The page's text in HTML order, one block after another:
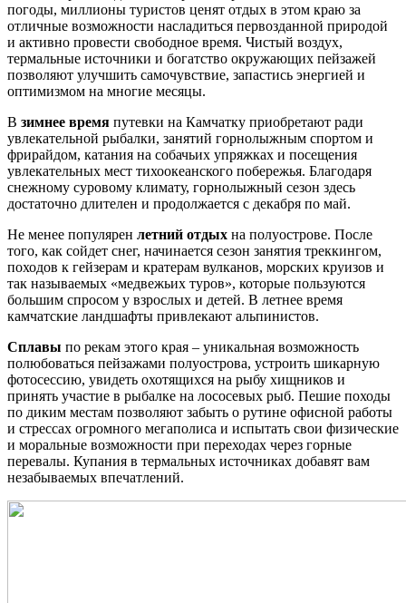
погоды, миллионы туристов ценят отдых в этом краю за
отличные возможности насладиться первозданной природой
и активно провести свободное время. Чистый воздух,
термальные источники и богатство окружающих пейзажей
позволяют улучшить самочувствие, запастись энергией и
оптимизмом на многие месяцы.
В зимнее время путевки на Камчатку приобретают ради
увлекательной рыбалки, занятий горнолыжным спортом и
фрирайдом, катания на собачьих упряжках и посещения
увлекательных мест тихоокеанского побережья. Благодаря
снежному суровому климату, горнолыжный сезон здесь
достаточно длителен и продолжается с декабря по май.
Не менее популярен летний отдых на полуострове. После
того, как сойдет снег, начинается сезон занятия треккингом,
походов к гейзерам и кратерам вулканов, морских круизов и
так называемых «медвежьих туров», которые пользуются
большим спросом у взрослых и детей. В летнее время
камчатские ландшафты привлекают альпинистов.
Сплавы по рекам этого края – уникальная возможность
полюбоваться пейзажами полуострова, устроить шикарную
фотосессию, увидеть охотящихся на рыбу хищников и
принять участие в рыбалке на лососевых рыб. Пешие походы
по диким местам позволяют забыть о рутине офисной работы
и стрессах огромного мегаполиса и испытать свои физические
и моральные возможности при переходах через горные
перевалы. Купания в термальных источниках добавят вам
незабываемых впечатлений.